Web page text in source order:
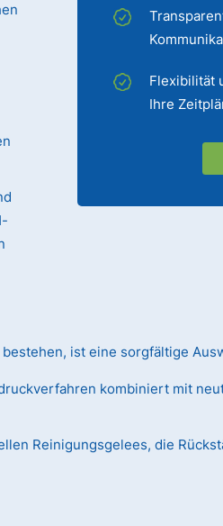
Flexibilität
Ihre
ist eine sorgfältige
kombiniert mit
Reinigungsgelees, die